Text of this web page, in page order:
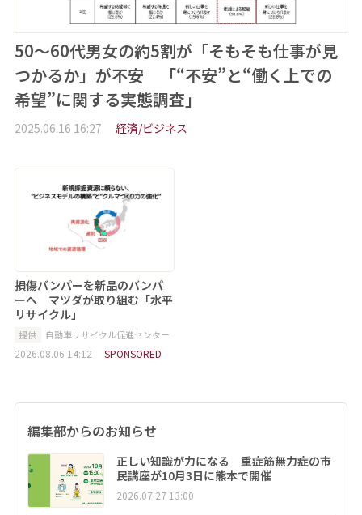
50～60代男女の約5割が「そもそも仕事が見
つかるか」が不安 「“不安”と“働く上での
希望”に関する実態調査」
2025.06.16 16:27 経済/ビジネス
損傷バンパーを新品のバンパ
ーへ マツダが取り組む「水平
リサイクル」
提供 自動車リサイクル促進センター
2026.08.06 14:12 SPONSORED
編集部からのお知らせ
正しい知識が力になる 重症筋無力症の市
民講座が10月3日に熊本で開催
2026.07.27 13:00